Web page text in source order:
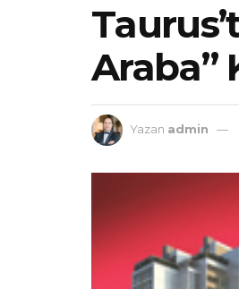
Araba”
Yazan admin